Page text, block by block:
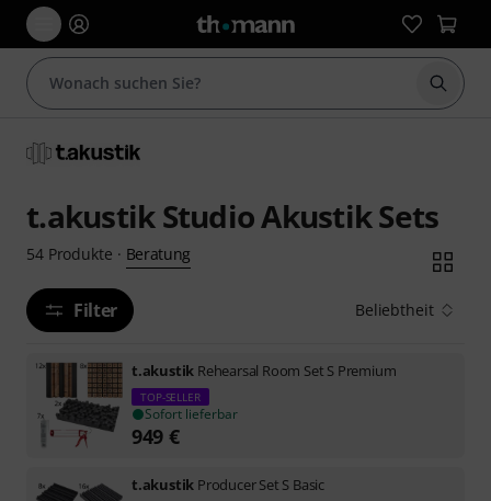
Suche
t.akustik Studio Akustik Sets
54 Produkte · Beratung
Filter Beliebtheit
t.akustik Rehearsal Room Set S Premium
TOP-SELLER
Sofort lieferbar
949 €
t.akustik Producer Set S Basic